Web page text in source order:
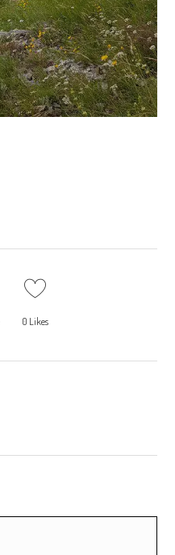
0 Likes